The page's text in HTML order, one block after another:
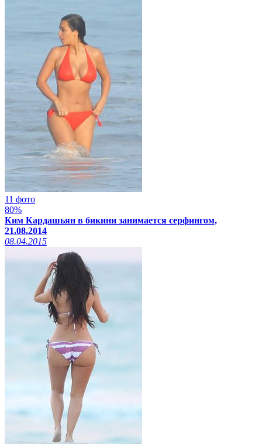
11 фото
80%
Ким Кардашьян в бикини занимается серфингом,
21.08.2014
08.04.2015